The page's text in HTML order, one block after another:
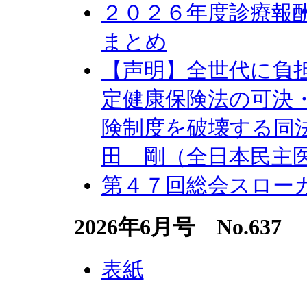
２０２６年度診療
まとめ
【声明】全世代に
定健康保険法の可決
険制度を破壊する
田 剛（全日本民主
第４７回総会スロー
2026年6月号 No.637
表紙